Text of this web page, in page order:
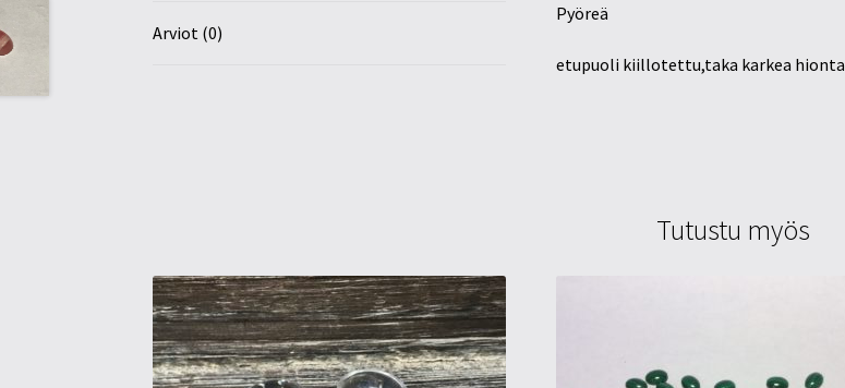
Arviot (0)
Pyöreä
etupuoli kiillotettu,taka karkea hionta
Tutustu myös